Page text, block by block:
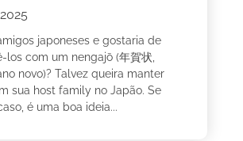
japoneses e gostaria de
los com um nengajō (年賀状,
novo)? Talvez queira manter
sua host family no Japão. Se
é uma boa ideia...